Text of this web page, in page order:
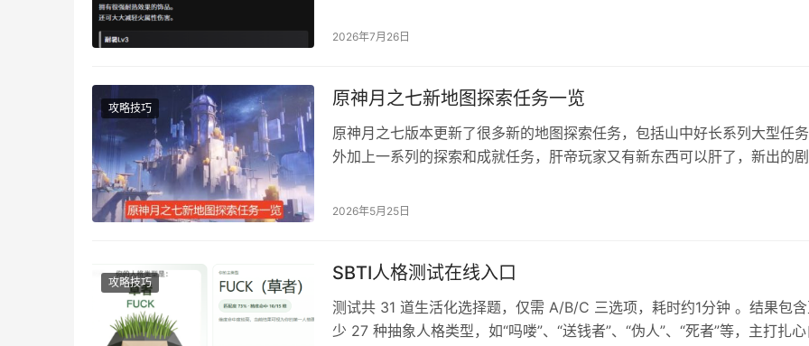
火山、沙漠高温地带探险必备配饰，不少玩家都想知道这件装备怎么获得
2026年7月26日
攻略技巧 原神月之七新地图探索任务一览
原神月之七版本更新了很多新的地图探索任务，包括山中好长系列大型任
外加上一系列的探索和成就任务，肝帝玩家又有新东西可以肝了，新出的
一、山中好长系列 1、山中好长日序章「魔山」，风停了 2、山中好长日第
2026年5月25日
攻略技巧 SBTI人格测试在线入口
测试共 31 道生活化选择题，仅需 A/B/C 三选项，耗时约1分钟 。结果包
少 27 种抽象人格类型，如“吗喽”、“送钱者”、“伪人”、“死者”等，‌主打扎